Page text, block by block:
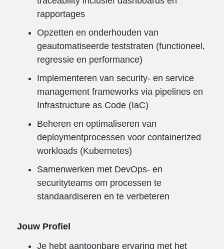
rapportages
Opzetten en onderhouden van
geautomatiseerde teststraten (functioneel,
regressie en performance)
Implementeren van security- en service
management frameworks via pipelines en
Infrastructure as Code (IaC)
Beheren en optimaliseren van
deploymentprocessen voor containerized
workloads (Kubernetes)
Samenwerken met DevOps- en
securityteams om processen te
standaardiseren en te verbeteren
Jouw Profiel
Je hebt aantoonbare ervaring met het